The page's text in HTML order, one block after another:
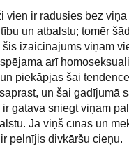
vien ir radusies bez viņa
un atbalstu; tomēr
izaicinājums viņam
arī
piekāpjas šai
un šai gadījumā
gatava sniegt viņam
Ja viņš cīnās un
pelnījis divkāršu cieņu.